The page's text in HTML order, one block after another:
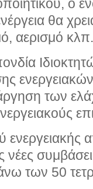
ο
θα
αερισμό
των
ενεργειακής
νέες
των 50